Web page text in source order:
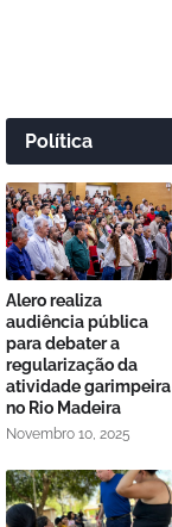
Política
Alero realiza
audiência pública
para debater a
regularização da
atividade garimpeira
no Rio Madeira
Novembro 10, 2025